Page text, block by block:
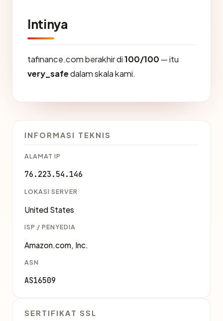
Intinya
tafinance.com berakhir di100/100 — itu
very_safedalam skala kami.
INFORMASI TEKNIS
ALAMAT IP
76.223.54.146
LOKASI SERVER
United States
ISP / PENYEDIA
Amazon.com, Inc.
ASN
AS16509
SERTIFIKAT SSL